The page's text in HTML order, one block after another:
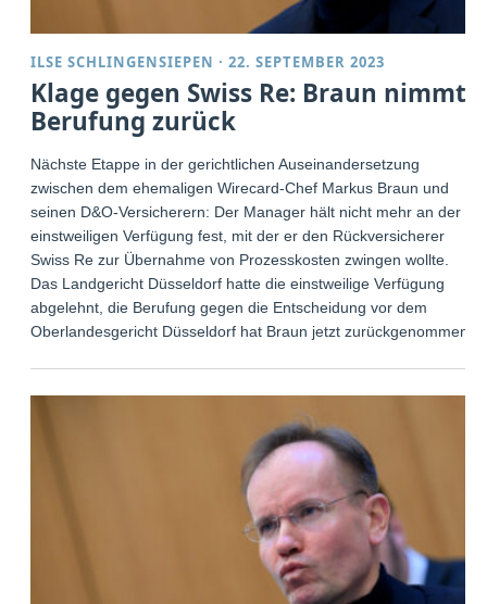
ILSE SCHLINGENSIEPEN ·22. SEPTEMBER 2023
Klage gegen Swiss Re: Braun nimmt
Berufung zurück
Nächste Etappe in der gerichtlichen Auseinandersetzung
zwischen dem ehemaligen Wirecard-Chef Markus Braun und
seinen D&O-Versicherern: Der Manager hält nicht mehr an der
einstweiligen Verfügung fest, mit der er den Rückversicherer
Swiss Re zur Übernahme von Prozesskosten zwingen wollte.
Das Landgericht Düsseldorf hatte die einstweilige Verfügung
abgelehnt, die Berufung gegen die Entscheidung vor dem
Oberlandesgericht Düsseldorf hat Braun jetzt zurückgenommen.